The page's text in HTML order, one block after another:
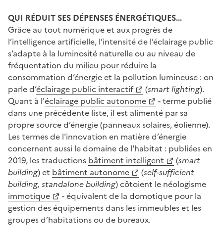
QUI RÉDUIT SES DÉPENSES ÉNERGÉTIQUES...
Grâce au tout numérique et aux progrès de
l’intelligence artificielle, l’intensité de l’éclairage public
s’adapte à la luminosité naturelle ou au niveau de
fréquentation du milieu pour réduire la
consommation d’énergie et la pollution lumineuse : on
parle d’éclairage public interactif (smart lighting).
Quant à l'éclairage public autonome
- terme publié
dans une précédente liste, il est alimenté par sa
propre source d’énergie (panneaux solaires, éolienne).
Les termes de l'innovation en matière d’énergie
concernent aussi le domaine de l'habitat : publiées en
2019, les traductions bâtiment intelligent (smart
building) et bâtiment autonome (self-sufficient
building, standalone building) côtoient le néologisme
immotique
- équivalent de la domotique pour la
gestion des équipements dans les immeubles et les
groupes d’habitations ou de bureaux.